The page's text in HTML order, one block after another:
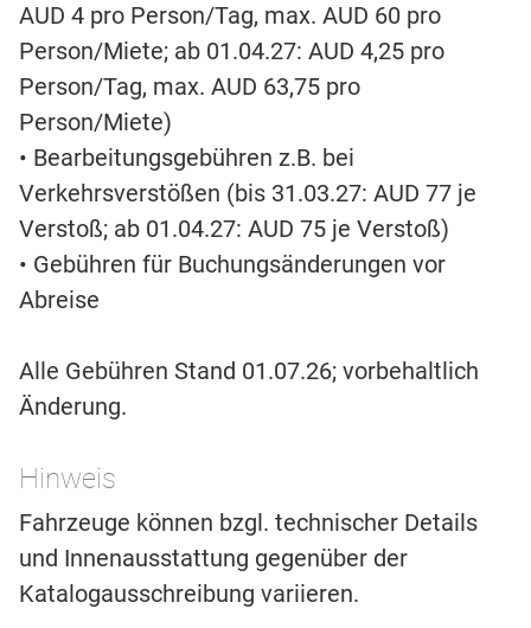
AUD 4 pro Person/Tag, max. AUD 60 pro
Person/Miete; ab 01.04.27: AUD 4,25 pro
Person/Tag, max. AUD 63,75 pro
Person/Miete)
• Bearbeitungsgebühren z.B. bei
Verkehrsverstößen (bis 31.03.27: AUD 77 je
Verstoß; ab 01.04.27: AUD 75 je Verstoß)
• Gebühren für Buchungsänderungen vor
Abreise
Alle Gebühren Stand 01.07.26; vorbehaltlich
Änderung.
Hinweis
Fahrzeuge können bzgl. technischer Details
und Innenausstattung gegenüber der
Katalogausschreibung variieren.